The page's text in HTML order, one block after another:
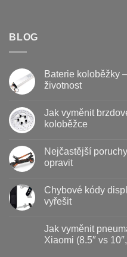
BLOG
Baterie koloběžky
životnost
textu
s
koloběžky
kdy
jak
prodloužit
životnost
Jak vyměnit
koloběžce
u
textu
s
vyměnit
brzdové
destičky
na
koloběžce
Nejčastější
opravit
u
textu
s
poruchy
koloběžek
Kugoo
Chybové kódy
vyřešit
textu
s
Jak vyměnit
Xiaomi (8.5″ vs